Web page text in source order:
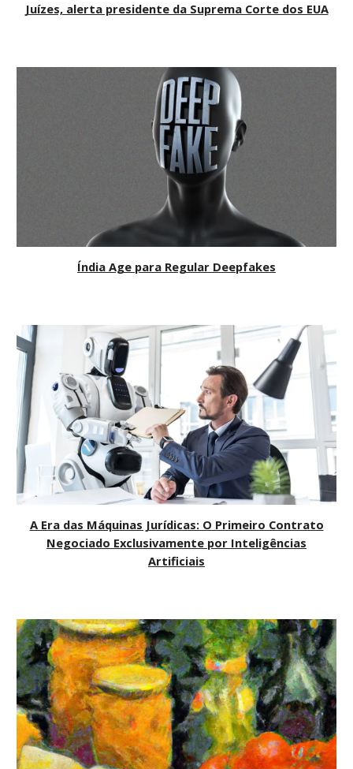
Juízes, alerta presidente da Suprema Corte dos EUA
Índia Age para Regular Deepfakes
A Era das Máquinas Jurídicas: O Primeiro Contrato
Negociado Exclusivamente por Inteligências
Artificiais